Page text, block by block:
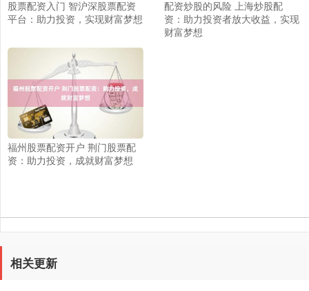
股票配资入门 智沪深股票配资
平台：助力投资，实现财富梦想
配资炒股的风险 上海炒股配
资：助力投资者放大收益，实现
财富梦想
福州股票配资开户 荆门股票配
资：助力投资，成就财富梦想
相关更新